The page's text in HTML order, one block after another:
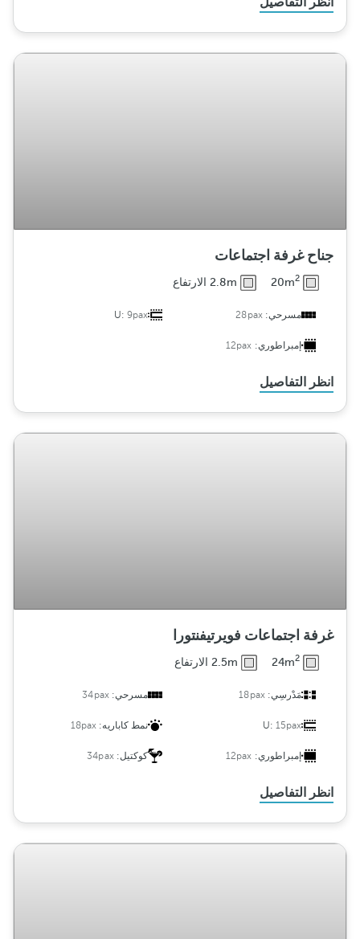
جناح غرفة اجتماعات
20m2 2.8m الارتفاع
مسرحي:28pax
U: 9pax
إمبراطوري: 12pax
انظر التفاصيل
غرفة اجتماعات فويرتيفنتورا
24m2 2.5m الارتفاع
مَدْرسِي:18pax مسرحي:34pax
U: 15pax نمط كاباريه: 18pax
إمبراطوري: 12pax كوكتيل:34pax
انظر التفاصيل